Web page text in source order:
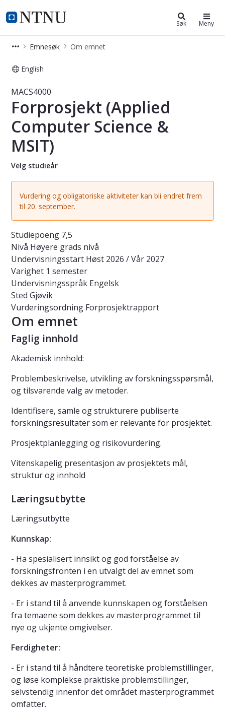
NTNU Hjemmeside
Studier Søk Meny
Emnesøk Om emnet
English
Emne - Forprosjekt (Applied
MACS4000
Forprosjekt (Applied
Computer Science &
MSIT)
Velg studieår
Vurdering og obligatoriske aktiviteter kan bli endret frem
til 20. september.
Studiepoeng 7,5
Nivå Høyere grads nivå
Undervisningsstart Høst 2026 / Vår 2027
Varighet 1 semester
Undervisningsspråk Engelsk
Sted Gjøvik
Vurderingsordning Forprosjektrapport
Om emnet
Faglig innhold
Akademisk innhold:
Problembeskrivelse, utvikling av forskningsspørsmål,
og tilsvarende valg av metoder.
Identifisere, samle og strukturere publiserte
forskningsresultater som er relevante for prosjektet.
Prosjektplanlegging og risikovurdering.
Vitenskapelig presentasjon av prosjektets mål,
struktur og innhold
Læringsutbytte
Læringsutbytte
Kunnskap:
- Ha spesialisert innsikt og god forståelse av
forskningsfronten i en utvalgt del av emnet som
dekkes av masterprogrammet.
- Er i stand til å anvende kunnskapen og forståelsen
fra temaene som dekkes av masterprogrammet til
nye og ukjente omgivelser.
Ferdigheter:
- Er i stand til å håndtere teoretiske problemstillinger,
og løse komplekse praktiske problemstillinger,
selvstendig innenfor det området masterprogrammet
omfatter.